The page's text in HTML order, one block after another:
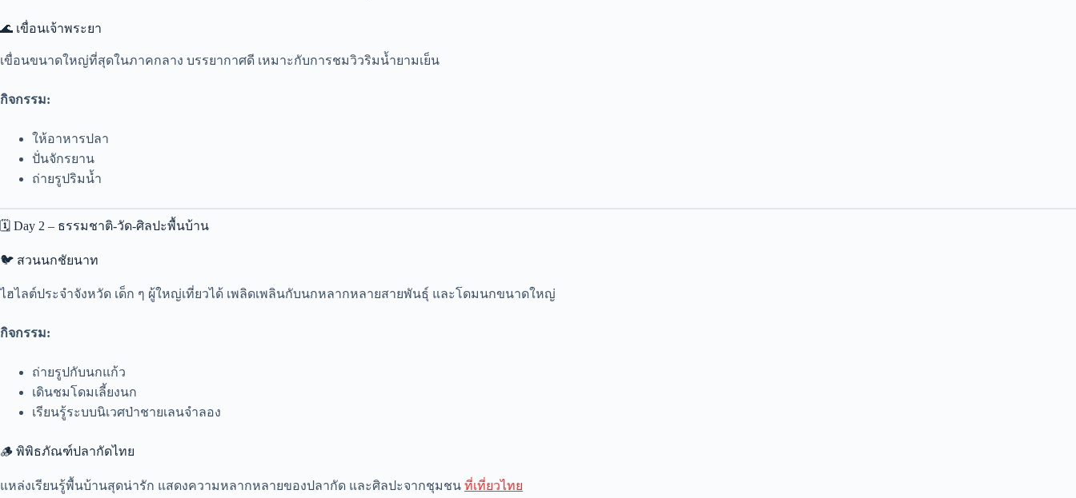
🌊 เขื่อนเจ้าพระยา
เขื่อนขนาดใหญ่ที่สุดในภาคกลาง บรรยากาศดี เหมาะกับการชมวิวริมน้ำยามเย็น
กิจกรรม:
ให้อาหารปลา
ปั่นจักรยาน
ถ่ายรูปริมน้ำ
🗓️ Day 2 – ธรรมชาติ-วัด-ศิลปะพื้นบ้าน
🐦 สวนนกชัยนาท
ไฮไลต์ประจำจังหวัด เด็ก ๆ ผู้ใหญ่เที่ยวได้ เพลิดเพลินกับนกหลากหลายสายพันธุ์ และโดมนกขนาดใหญ่
กิจกรรม:
ถ่ายรูปกับนกแก้ว
เดินชมโดมเลี้ยงนก
เรียนรู้ระบบนิเวศป่าชายเลนจำลอง
🪵 พิพิธภัณฑ์ปลากัดไทย
แหล่งเรียนรู้พื้นบ้านสุดน่ารัก แสดงความหลากหลายของปลากัด และศิลปะจากชุมชน ที่เที่ยวไทย